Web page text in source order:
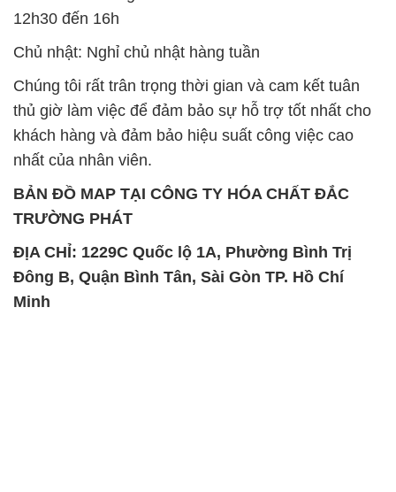
12h30 đến 16h
Chủ nhật: Nghỉ chủ nhật hàng tuần
Chúng tôi rất trân trọng thời gian và cam kết tuân
thủ giờ làm việc để đảm bảo sự hỗ trợ tốt nhất cho
khách hàng và đảm bảo hiệu suất công việc cao
nhất của nhân viên.
BẢN ĐỒ MAP TẠI CÔNG TY HÓA CHẤT ĐẮC
TRƯỜNG PHÁT
ĐỊA CHỈ: 1229C Quốc lộ 1A, Phường Bình Trị
Đông B, Quận Bình Tân, Sài Gòn TP. Hồ Chí
Minh